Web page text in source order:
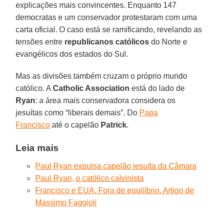
explicações mais convincentes. Enquanto 147
democratas e um conservador protestaram com uma
carta oficial. O caso está se ramificando, revelando as
tensões entre republicanos católicos do Norte e
evangélicos dos estados do Sul.
Mas as divisões também cruzam o próprio mundo
católico. ACatholic Association está do lado de
Ryan: a área mais conservadora considera os
jesuítas como “liberais demais”. Do Papa
Francisco até o capelão Patrick.
Leia mais
Paul Ryan expulsa capelão jesuíta da Câmara
Paul Ryan, o católico calvinista
Francisco e EUA. Fora de equilíbrio. Artigo de
Massimo Faggioli